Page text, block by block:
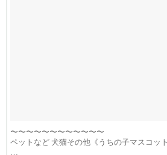
〜〜〜〜〜〜〜〜〜〜〜〜
ペットなど 犬猫その他《うちの子マスコッ